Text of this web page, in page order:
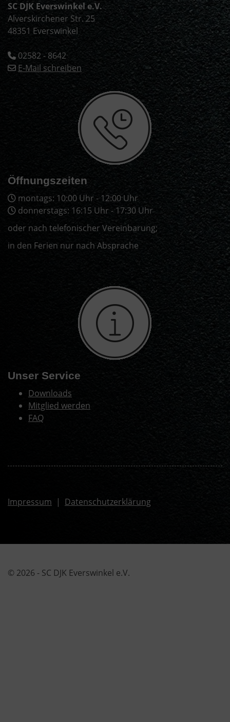
SC DJK Everswinkel e.V.
Alverskirchener Str. 25
48351 Everswinkel
02582 - 8642
E-Mail schreiben
Öffnungszeiten
montags: 10:00 Uhr - 12:00 Uhr
donnerstags: 16:15 Uhr - 17:30 Uhr
oder nach telefonischer Vereinbarung;
in den Ferien nur nach Absprache
Unser Service
Downloads
Mitglied werden
FAQ
Impressum | Datenschutzerklärung
© 2026 - SC DJK Everswinkel e.V.